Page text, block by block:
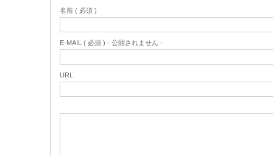
名前 ( 必須 )
E-MAIL ( 必須 ) - 公開されません -
URL